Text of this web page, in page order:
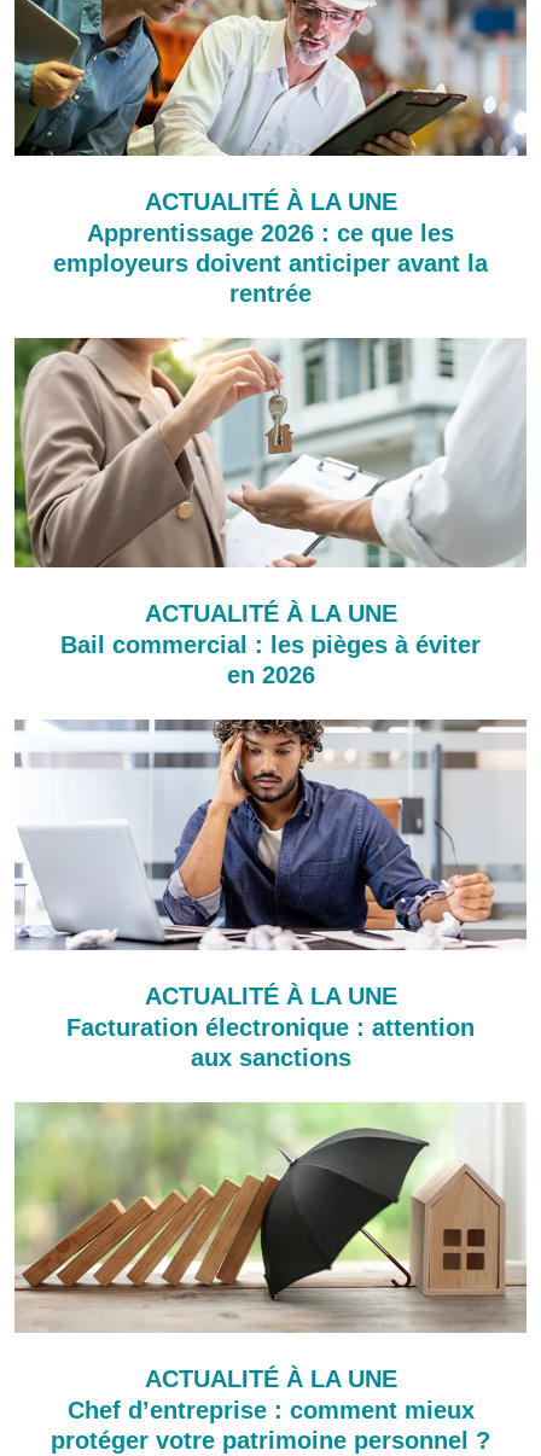
ACTUALITÉ À LA UNE
Apprentissage 2026 : ce que les
employeurs doivent anticiper avant la
rentrée
ACTUALITÉ À LA UNE
Bail commercial : les pièges à éviter
en 2026
ACTUALITÉ À LA UNE
Facturation électronique : attention
aux sanctions
ACTUALITÉ À LA UNE
Chef d’entreprise : comment mieux
protéger votre patrimoine personnel ?